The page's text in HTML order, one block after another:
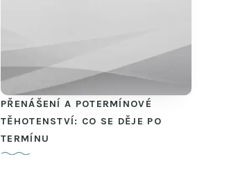
PŘENÁŠENÍ A POTERMÍNOVÉ
TĚHOTENSTVÍ: CO SE DĚJE PO
TERMÍNU